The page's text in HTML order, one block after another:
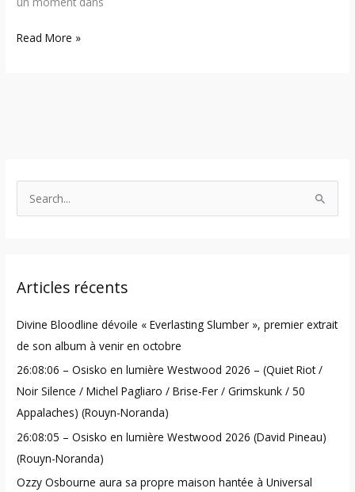
Read More »
c
f
o
r
:
Articles récents
Divine Bloodline dévoile « Everlasting Slumber », premier extrait
de son album à venir en octobre
26:08:06 – Osisko en lumière Westwood 2026 – (Quiet Riot /
Noir Silence / Michel Pagliaro / Brise-Fer / Grimskunk / 50
Appalaches) (Rouyn-Noranda)
26:08:05 – Osisko en lumière Westwood 2026 (David Pineau)
(Rouyn-Noranda)
Ozzy Osbourne aura sa propre maison hantée à Universal